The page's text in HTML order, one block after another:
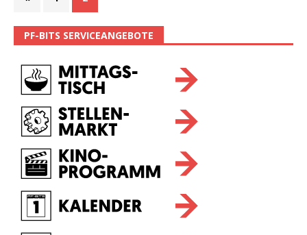
PF-BITS SERVICEANGEBOTE